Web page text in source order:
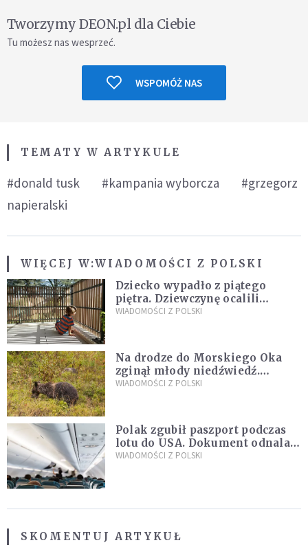
Tworzymy DEON.pl dla Ciebie
Tu możesz nas wesprzeć.
WSPOMÓŻ NAS
TEMATY W ARTYKULE
#donald tusk #kampania wyborcza
#grzegorz
napieralski
WIĘCEJ W:WIADOMOŚCI Z POLSKI
Dziecko wypadło z piątego
piętra. Dziewczynę ocalili
sąsiedzi
WIADOMOŚCI Z POLSKI
Na drodze do Morskiego Oka
zginął młody niedźwiedź.
Sprawę bada Policja i TPN
WIADOMOŚCI Z POLSKI
Polak zgubił paszport podczas
lotu do USA. Dokument odnalazł
się w nietypowym miejscu
WIADOMOŚCI Z POLSKI
SKOMENTUJ ARTYKUŁ